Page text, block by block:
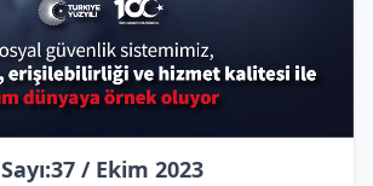
Sayı:37 / Ekim 2023